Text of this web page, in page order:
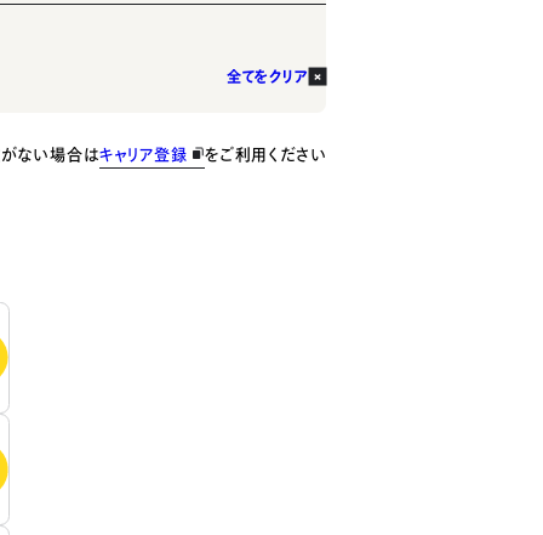
全てをクリア
ない場合はキャリア登録 をご利用ください